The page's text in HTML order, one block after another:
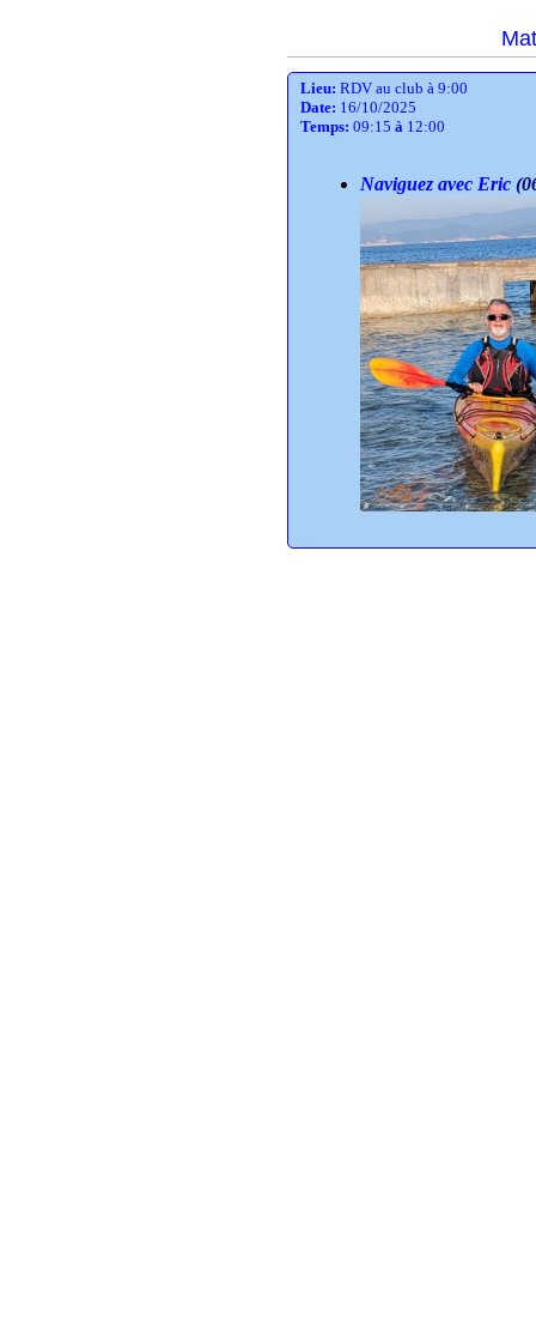
Lieu: RDV au club à 9:00
Date: 16/10/2025
Temps: 09:15 à 12:00
Naviguez avec Eric